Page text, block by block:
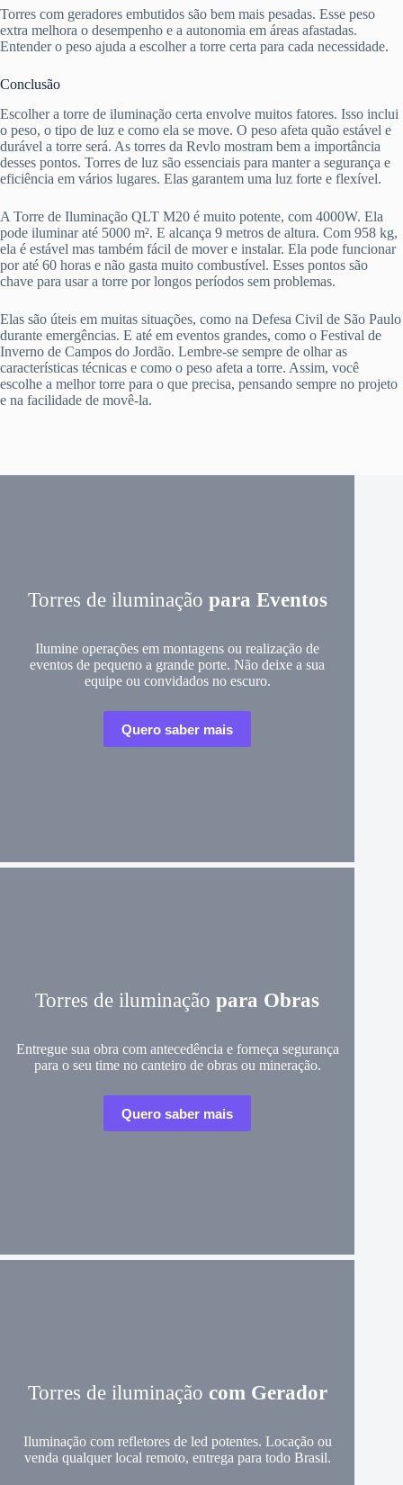
Torres com geradores embutidos são bem mais pesadas. Esse peso
extra melhora o desempenho e a autonomia em áreas afastadas.
Entender o peso ajuda a escolher a torre certa para cada necessidade.
Conclusão
Escolher a torre de iluminação certa envolve muitos fatores. Isso inclui
o peso, o tipo de luz e como ela se move. O peso afeta quão estável e
durável a torre será. As torres da Revlo mostram bem a importância
desses pontos. Torres de luz são essenciais para manter a segurança e
eficiência em vários lugares. Elas garantem uma luz forte e flexível.
A Torre de Iluminação QLT M20 é muito potente, com 4000W. Ela
pode iluminar até 5000 m². E alcança 9 metros de altura. Com 958 kg,
ela é estável mas também fácil de mover e instalar. Ela pode funcionar
por até 60 horas e não gasta muito combustível. Esses pontos são
chave para usar a torre por longos períodos sem problemas.
Elas são úteis em muitas situações, como na Defesa Civil de São Paulo
durante emergências. E até em eventos grandes, como o Festival de
Inverno de Campos do Jordão. Lembre-se sempre de olhar as
características técnicas e como o peso afeta a torre. Assim, você
escolhe a melhor torre para o que precisa, pensando sempre no projeto
e na facilidade de movê-la.
Torres de iluminação para Eventos
Ilumine operações em montagens ou realização de
eventos de pequeno a grande porte. Não deixe a sua
equipe ou convidados no escuro.
Quero saber mais
Torres de iluminaçãopara Obras
Entregue sua obra com antecedência e forneça segurança
para o seu time no canteiro de obras ou mineração.
Quero saber mais
Torres de iluminação com Gerador
Iluminação com refletores de led potentes. Locação ou
venda qualquer local remoto, entrega para todo Brasil.